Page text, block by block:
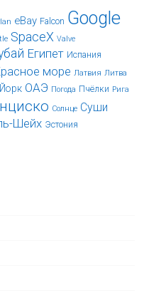
eBay Falcon Google
SpaceX Valve
Египет Испания
море Латвия Литва
ОАЭ Погода Пчёлки Рига
Солнце Суши
Шейх Эстония